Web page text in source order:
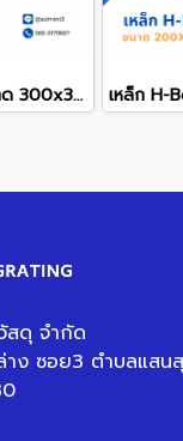
เหล็ก H-Beam ขนาด 300x300 mm.
สดุ จำกัด
ง ซอย3 ตำบลแสนสุ